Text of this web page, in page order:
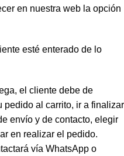
en nuestra web la opción
esté enterado de lo
el cliente debe de
pedido al carrito, ir a finalizar
envío y de contacto, elegir
en realizar el pedido.
vía WhatsApp o